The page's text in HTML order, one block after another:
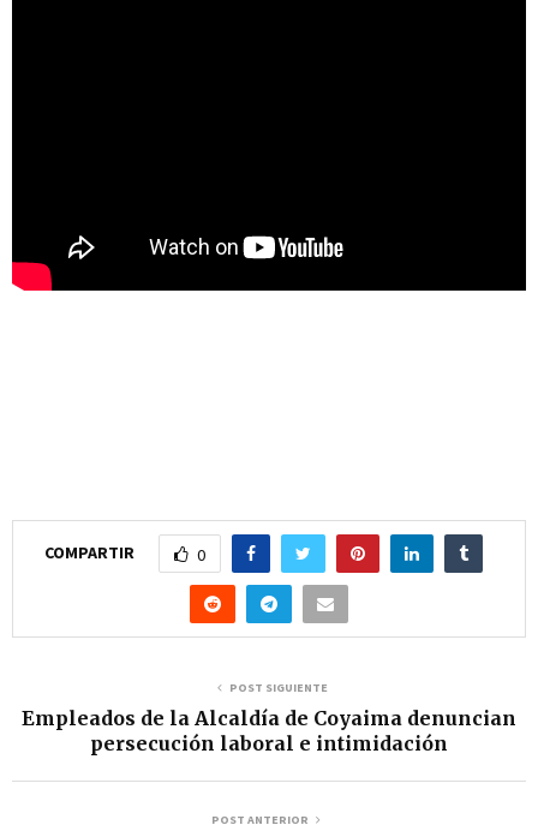
COMPARTIR 0
POST SIGUIENTE
Empleados de la Alcaldía de Coyaima denuncian
persecución laboral e intimidación
POST ANTERIOR